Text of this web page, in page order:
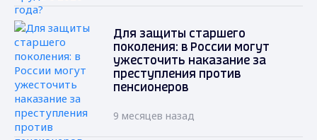
Для защиты старшего
поколения: в России могут
ужесточить наказание за
преступления против
пенсионеров
9 месяцев назад